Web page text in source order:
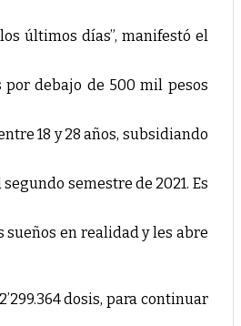
últimos días”, manifestó el
por debajo de 500 mil pesos
18 y 28 años, subsidiando
semestre de 2021. Es
sueños en realidad y les abre
dosis, para continuar